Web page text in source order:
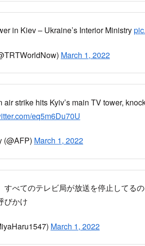
いた現地の様子
フのテレビ塔を攻撃、テ